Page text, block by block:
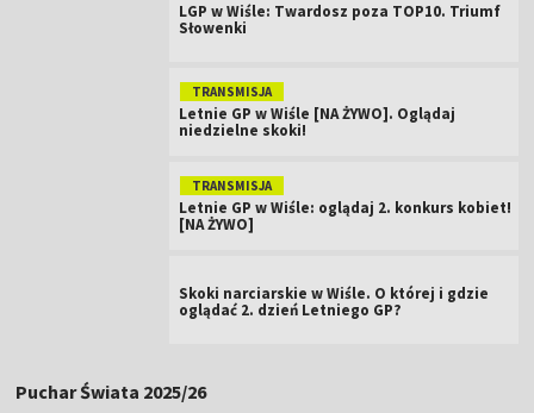
LGP w Wiśle: Twardosz poza TOP10. Triumf
Słowenki
TRANSMISJA
Letnie GP w Wiśle [NA ŻYWO]. Oglądaj
niedzielne skoki!
TRANSMISJA
Letnie GP w Wiśle: oglądaj 2. konkurs kobiet!
[NA ŻYWO]
Skoki narciarskie w Wiśle. O której i gdzie
oglądać 2. dzień Letniego GP?
Puchar Świata 2025/26